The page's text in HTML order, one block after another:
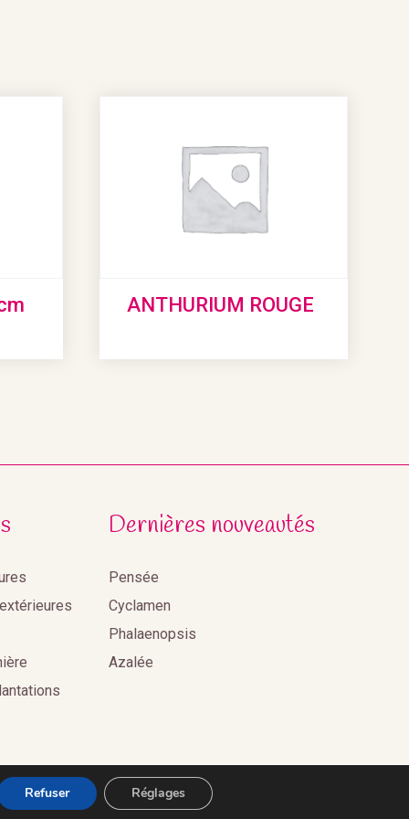
ANTHURIUM ROUGE
Dernières nouveautés
Pensée
Cyclamen
Phalaenopsis
Azalée
Refuser Réglages